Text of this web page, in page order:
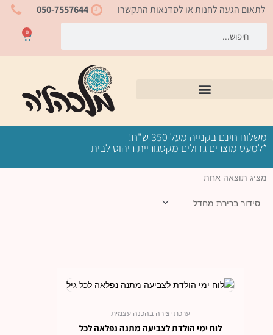
דילוג
050-7557644 לתאום הגעה לחנות או לסדנאות התקשרו
0
עגלת
קניות
משלוח חינם בקנייה מעל 350 ש"ח!
*למעט מוצרים גדולים מקטגוריית ריהוט לבית
מציג תוצאה אחת
ערכת יצירה בהכנה עצמית
לוח ימי הולדת לצביעה מתנה נפלאה לכל